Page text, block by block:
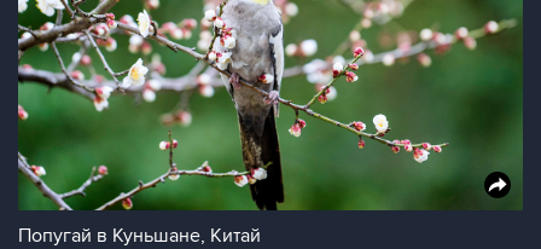
Попугай в Куньшане, Китай